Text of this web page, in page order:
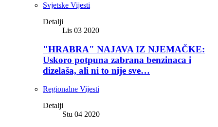
Svjetske Vijesti
Detalji
Lis 03 2020
"HRABRA" NAJAVA IZ NJEMAČKE:
Uskoro potpuna zabrana benzinaca i
dizelaša, ali ni to nije sve…
Regionalne Vijesti
Detalji
Stu 04 2020